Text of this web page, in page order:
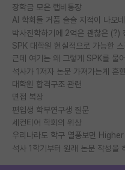
장학금 모은 랩비통장
AI 학회들 거품 슬슬 지적이 나오
SPK 대학원 현실적으로 가능한
근데 여기는 왜 그렇게 SPK를 물
석사가 1저자 논문 가져가는게 흔
대학원 합격구조 관련
면접 복장
편입생 학부연구생 질문
세컨티어 학회의 위상
석사 1학기부터 원래 논문 작성을